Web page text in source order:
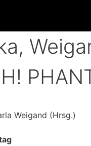
Weigand (Hrsg.)